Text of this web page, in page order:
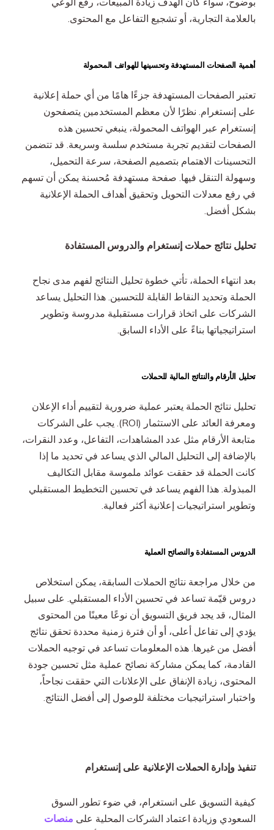
بالعلامة التجارية، أو تشجيع التفاعل مع المحتوى.
أهمية الصفحات المستهدفة وتحسينها للهواتف المحمولة
تعتبر الصفحات المستهدفة جزءًا هامًا من أي حملة إعلانية
على إنستغرام. نظرًا لأن معظم المستخدمين يتصفحون
إنستغرام عبر الهواتف المحمولة، ينبغي تحسين هذه
الصفحات لتقديم تجربة مستخدم سلسة وسريعة. قد تتضمن
التحسينات الاهتمام بتصميم الصفحة، سرعة التحميل،
وسهولة التنقل فيها. صفحة مستهدفة مُحسنة يمكن أن تسهم
في رفع معدلات التحويل وتحقيق أهداف الحملة الإعلانية
بشكل أفضل.
تحليل نتائج حملات إنستغرام والدروس المستفادة
بعد انتهاء الحملة، تأتي خطوة تحليل النتائج لفهم مدى نجاح
الحملة وتحديد النقاط القابلة للتحسين. هذا التحليل يساعد
الشركات على اتخاذ قرارات مستقبلية مدروسة وتطوير
استراتيجياتها بناءً على الأداء السابق.
تحليل الأرقام والنتائج المالية للحملات
تحليل نتائج الحملة يعتبر عملية ضرورية لتقييم أداء الإعلان
ومعرفة العائد على الاستثمار (ROI). يجب على الشركات
متابعة الأرقام مثل عدد المشاهدات، التفاعل، وعدد النقرات،
بالإضافة إلى التحليل المالي الذي يساعد في تحديد ما إذا
كانت الحملة قد حققت عوائد ملموسة مقابل التكاليف
المبذولة. هذا الفهم يساعد في تحسين التخطيط المستقبلي
وتطوير استراتيجيات إعلانية أكثر فعالية.
الدروس المستفادة والنصائح العملية
من خلال مراجعة نتائج الحملات السابقة، يمكن استخلاص
دروس قيّمة تساعد في تحسين الأداء المستقبلي. على سبيل
المثال، قد يجد فريق التسويق أن نوعًا معينًا من المحتوى
يؤدي إلى تفاعل أعلى، أو أن فترة زمنية محددة تحقق نتائج
أفضل من غيرها. هذه المعلومات تساعد في توجيه الحملات
القادمة، كما يمكن مشاركة نصائح عملية مثل تحسين جودة
المحتوى، زيادة الإنفاق على الإعلانات التي حققت نجاحاً،
واختبار استراتيجيات مختلفة للوصول إلى أفضل النتائج.
تنفيذ وإدارة الحملات الإعلانية على إنستغرام
كيفية التسويق على انستغرام، في ضوء تطور السوق
السعودي وزيادة اعتماد الشركات المحلية على منصات